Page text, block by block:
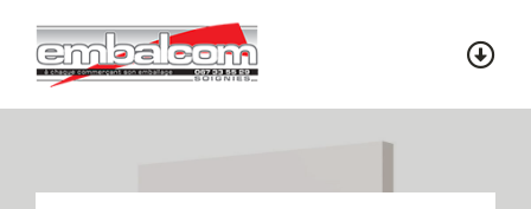
content